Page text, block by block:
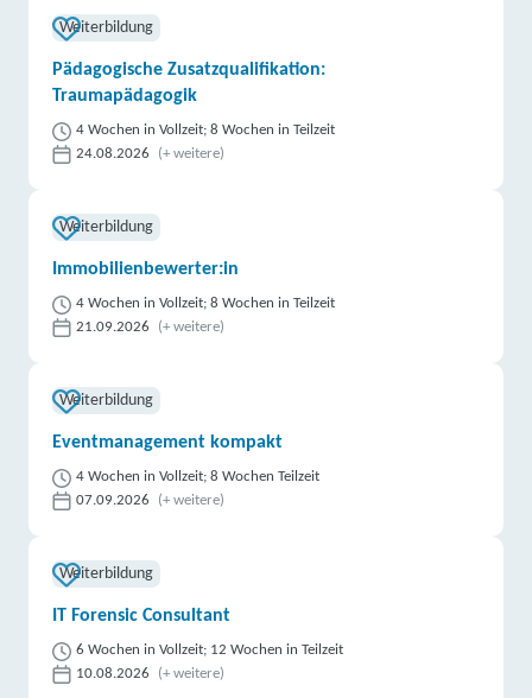
Weiterbildung
Pädagogische Zusatzqualifikation:
Traumapädagogik
4 Wochen in Vollzeit; 8 Wochen in Teilzeit
24.08.2026
(+ weitere)
Weiterbildung
Immobilienbewerter:in
4 Wochen in Vollzeit; 8 Wochen in Teilzeit
21.09.2026
(+ weitere)
Weiterbildung
Eventmanagement kompakt
4 Wochen in Vollzeit; 8 Wochen Teilzeit
07.09.2026
(+ weitere)
Weiterbildung
IT Forensic Consultant
6 Wochen in Vollzeit; 12 Wochen in Teilzeit
10.08.2026
(+ weitere)